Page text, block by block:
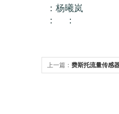
：杨曦岚
： ：
上一篇： 费斯托流量传感